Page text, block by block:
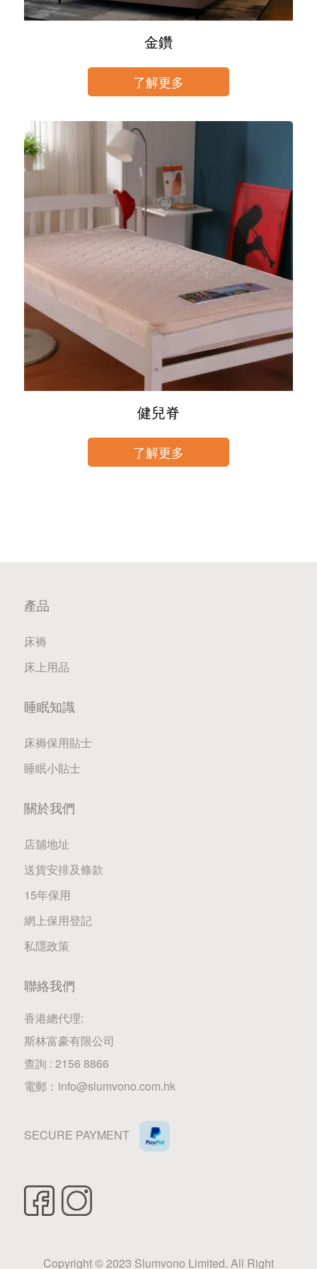
金鑽
了解更多
健兒脊
了解更多
產品
床褥
床上用品
睡眠知識
床褥保用貼士
睡眠小貼士
關於我們
店舖地址
送貨安排及條款
15年保用
網上保用登記
私隱政策
聯絡我們
香港總代理:
斯林富豪有限公司
查詢 : 2156 8866
電郵： info@slumvono.com.hk
SECURE PAYMENT
Copyright © 2023 Slumvono Limited. All Right